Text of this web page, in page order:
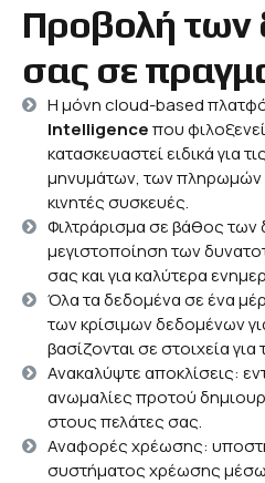
Προβολή των
σας σε
Η μόνη cloud-based
Intelligenceπου
κατασκευαστεί ειδικά για
μηνυμάτων, των πληρωμών
κινητές συσκευές.
Φιλτράρισμα σε βάθος των
μεγιστοποίηση των
σας και για καλύτερα
Όλα τα δεδομένα σε ένα
των κρίσιμων δεδομένων
βασίζονται σε στοιχεία
Ανακαλύψτε αποκλίσεις:
ανωμαλίες προτού
στους πελάτες σας.
Αναφορές χρέωσης:
συστήματος χρέωσης μέσω